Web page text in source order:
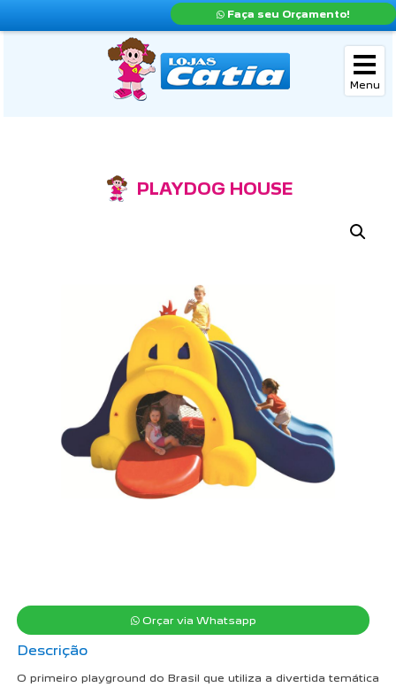
Faça seu Orçamento!
PLAYDOG HOUSE
Orçar via Whatsapp
Descrição
O primeiro playground do Brasil que utiliza a divertida temática